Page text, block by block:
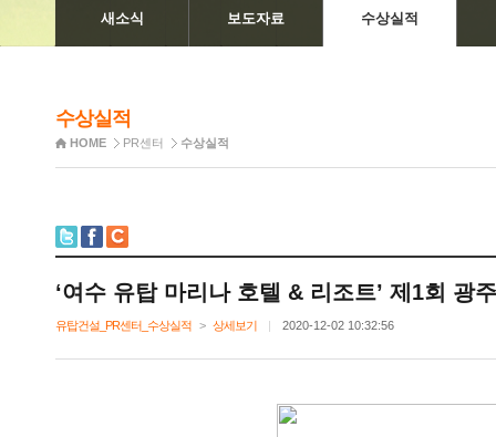
새소식 보도자료 수상실적
수상실적
HOME PR센터 수상실적
‘여수유탑마리나호텔&리조트’제1회광
유탑건설_PR센터_수상실적 > 상세보기 | 2020-12-0210:32:56